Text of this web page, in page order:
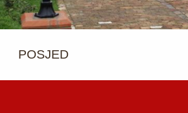
POSJED